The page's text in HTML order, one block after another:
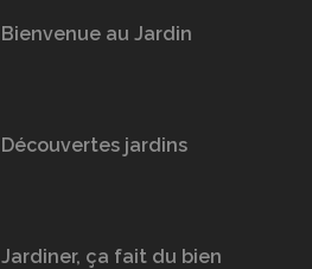
Bienvenue au Jardin
Découvertes jardins
Jardiner, ça fait du bien